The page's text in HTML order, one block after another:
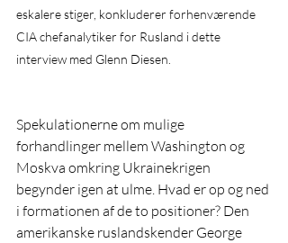
eskalere stiger, konkluderer forhenværende
CIA chefanalytiker for Rusland i dette
interview med Glenn Diesen.
Spekulationerne om mulige
forhandlinger mellem Washington og
Moskva omkring Ukrainekrigen
begynder igen at ulme. Hvad er op og ned
i formationen af de to positioner? Den
amerikanske ruslandskender George